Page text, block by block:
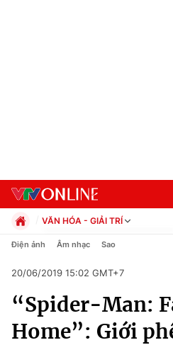
Chuyên mục
Chính trị
VĂN HÓA - GIẢI TRÍ
Chính trị
Pháp luật
Kinh tế
Thể thao
Truyền hình
Điện ảnh Âm nhạc Sao
20/06/2019 15:02 GMT+7
“Spider-Man:
Home”: Giới